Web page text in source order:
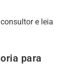
e leia
para